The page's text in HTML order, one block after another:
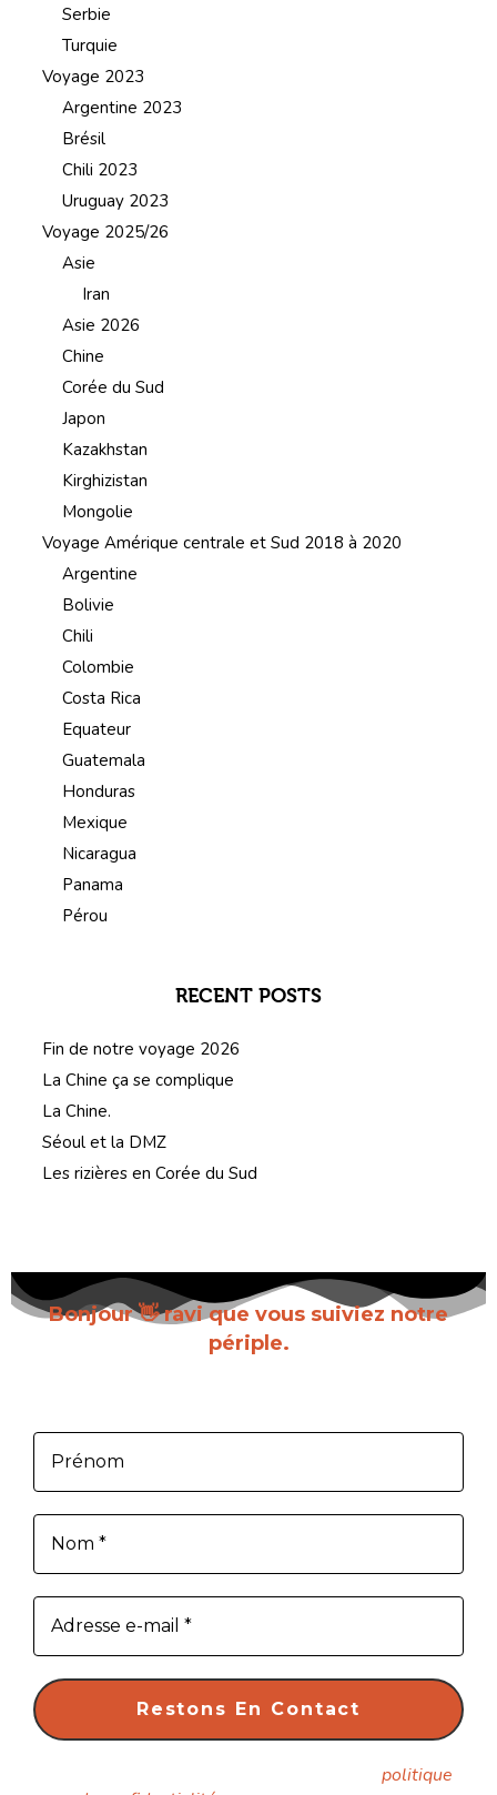
Serbie
Turquie
Voyage 2023
Argentine 2023
Brésil
Chili 2023
Uruguay 2023
Voyage 2025/26
Asie
Iran
Asie 2026
Chine
Corée du Sud
Japon
Kazakhstan
Kirghizistan
Mongolie
Voyage Amérique centrale et Sud 2018 à 2020
Argentine
Bolivie
Chili
Colombie
Costa Rica
Equateur
Guatemala
Honduras
Mexique
Nicaragua
Panama
Pérou
RECENT POSTS
Fin de notre voyage 2026
La Chine ça se complique
La Chine.
Séoul et la DMZ
Les rizières en Corée du Sud
Bonjour 👋 ravi que vous suiviez notre
périple.
politique